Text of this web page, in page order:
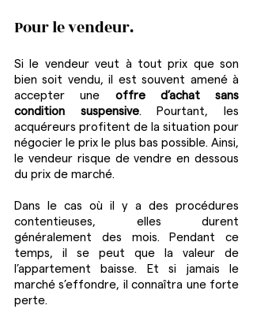
Pour le vendeur.
Si le vendeur veut à tout prix que son
bien soit vendu, il est souvent amené à
accepter une offre d’achat sans
condition suspensive. Pourtant, les
acquéreurs profitent de la situation pour
négocier le prix le plus bas possible. Ainsi,
le vendeur risque de vendre en dessous
du prix de marché.
Dans le cas où il y a des procédures
contentieuses, elles durent
généralement des mois. Pendant ce
temps, il se peut que la valeur de
l’appartement baisse. Et si jamais le
marché s’effondre, il connaîtra une forte
perte.